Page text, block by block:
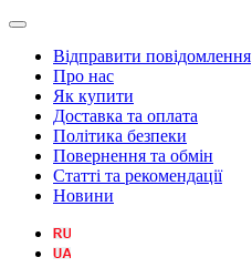
Відправити повідомлення
Про нас
Як купити
Доставка та оплата
Політика безпеки
Повернення та обмін
Статті та рекомендації
Новини